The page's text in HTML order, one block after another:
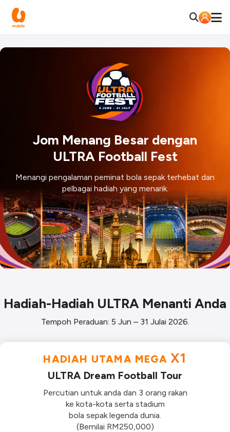
Jom Menang Besar dengan
ULTRA Football Fest
Menangi pengalaman peminat bola sepak terhebat dan
pelbagai hadiah yang menarik.
Hadiah-Hadiah ULTRA Menanti Anda
Tempoh Peraduan: 5 Jun – 31 Julai 2026.
HADIAH UTAMA MEGAX1
ULTRA Dream Football Tour
Percutian untuk anda dan 3 orang rakan
ke kota-kota serta stadium
bola sepak legenda dunia.
(Bernilai RM250,000)